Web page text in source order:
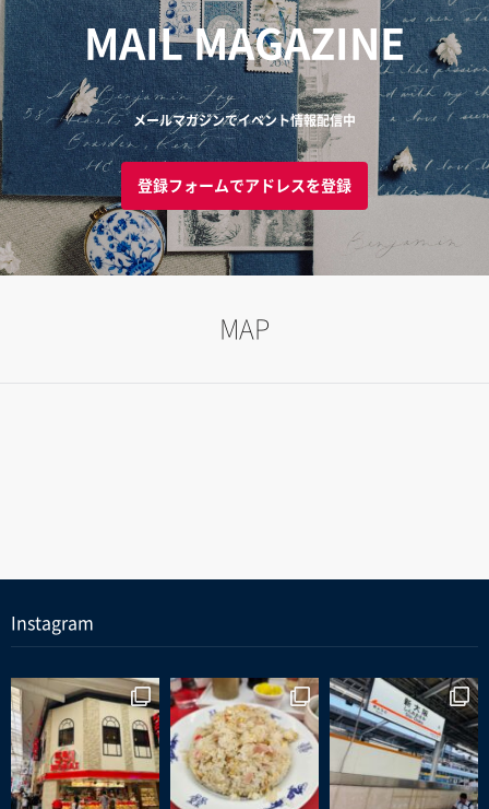
MAIL MAGAZINE
メールマガジンでイベント情報配信中
登録フォームでアドレスを登録
MAP
Instagram